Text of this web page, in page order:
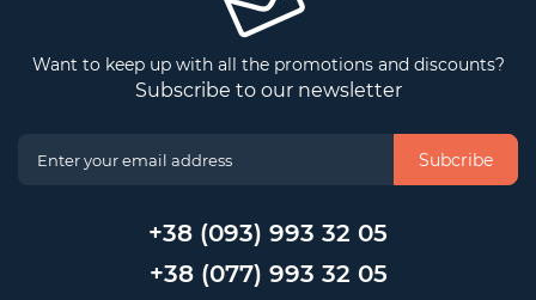
Want to keep up with all the promotions and discounts?
Subscribe to our newsletter
Subcribe
+38 (093) 993 32 05
+38 (077) 993 32 05